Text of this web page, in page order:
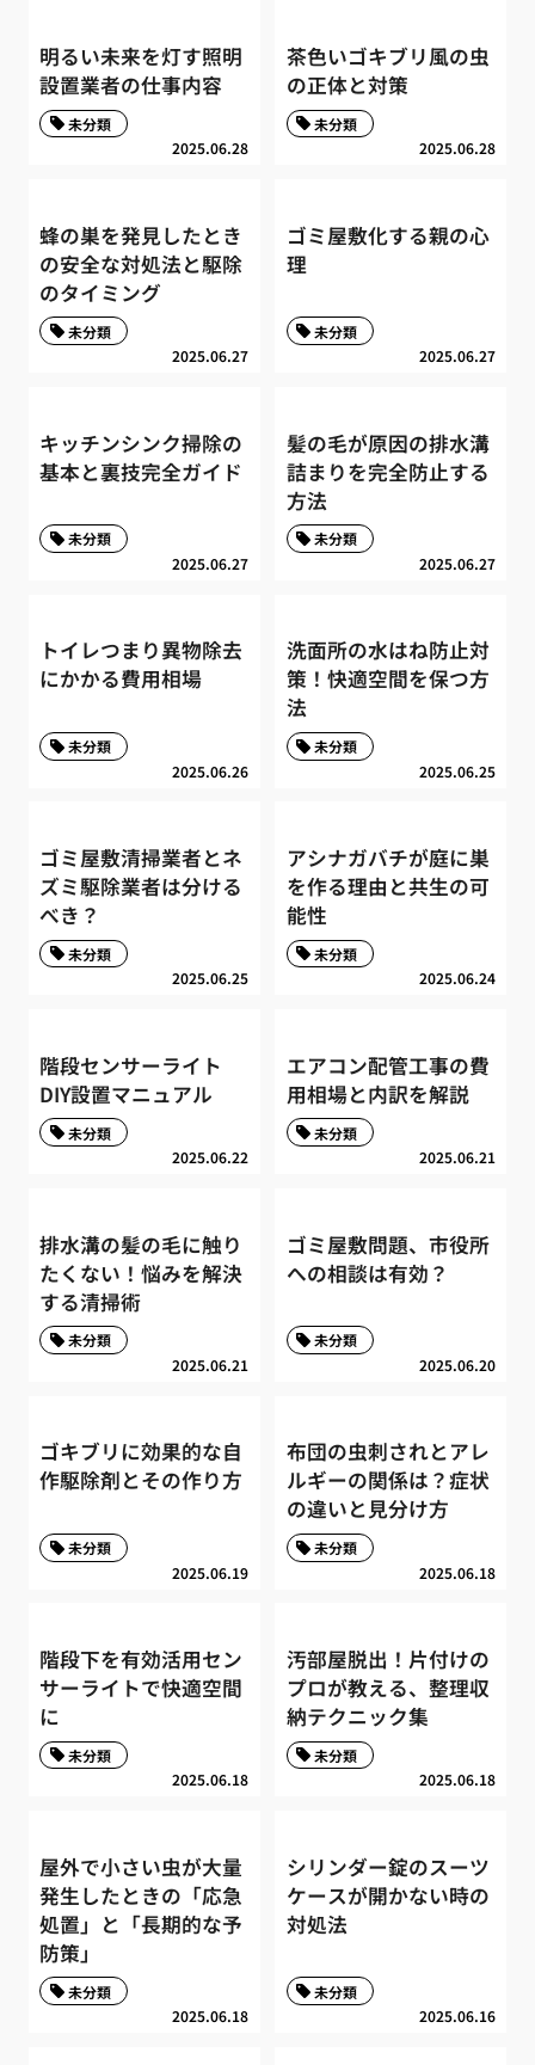
明るい未来を灯す照明
設置業者の仕事内容
2025.06.28
未分類
茶色いゴキブリ風の虫
の正体と対策
2025.06.28
未分類
蜂の巣を発見したとき
の安全な対処法と駆除
のタイミング
2025.06.27
未分類
ゴミ屋敷化する親の心
理
2025.06.27
未分類
キッチンシンク掃除の
基本と裏技完全ガイド
2025.06.27
未分類
髪の毛が原因の排水溝
詰まりを完全防止する
方法
2025.06.27
未分類
トイレつまり異物除去
にかかる費用相場
2025.06.26
未分類
洗面所の水はね防止対
策！快適空間を保つ方
法
2025.06.25
未分類
ゴミ屋敷清掃業者とネ
ズミ駆除業者は分ける
べき？
2025.06.25
未分類
アシナガバチが庭に巣
を作る理由と共生の可
能性
2025.06.24
未分類
階段センサーライト
DIY設置マニュアル
2025.06.22
未分類
エアコン配管工事の費
用相場と内訳を解説
2025.06.21
未分類
排水溝の髪の毛に触り
たくない！悩みを解決
する清掃術
2025.06.21
未分類
ゴミ屋敷問題、市役所
への相談は有効？
2025.06.20
未分類
ゴキブリに効果的な自
作駆除剤とその作り方
2025.06.19
未分類
布団の虫刺されとアレ
ルギーの関係は？症状
の違いと見分け方
2025.06.18
未分類
階段下を有効活用セン
サーライトで快適空間
に
2025.06.18
未分類
汚部屋脱出！片付けの
プロが教える、整理収
納テクニック集
2025.06.18
未分類
屋外で小さい虫が大量
発生したときの「応急
処置」と「長期的な予
防策」
2025.06.18
未分類
シリンダー錠のスーツ
ケースが開かない時の
対処法
2025.06.16
未分類